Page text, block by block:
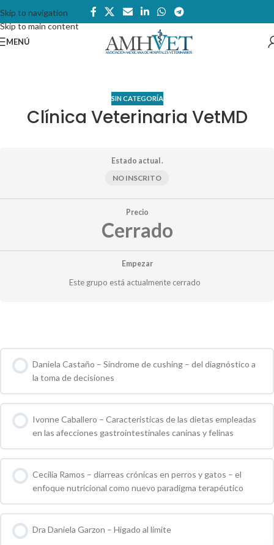
Skip to navigation
Skip to main content
MENÚ
SIN CATEGORÍA
Clínica Veterinaria VetMD
Estado actual .
NO INSCRITO
Precio
Cerrado
Empezar
Este grupo está actualmente cerrado
Daniela Castaño – Síndrome de cushing – del diagnóstico a
la toma de decisiones
0 % COMPLETO 0 / 0 pasos
Ivonne Caballero – Caracteristicas de las dietas empleadas
en las afecciones gastrointestinales caninas y felinas
0 % COMPLETO 0 / 0 pasos
Cecilia Ramos – diarreas crónicas en perros y gatos – el
enfoque nutricional como nuevo paradigma terapéutico
0 % COMPLETO 0 / 0 pasos
Dra Daniela Garzon – Higado al limite